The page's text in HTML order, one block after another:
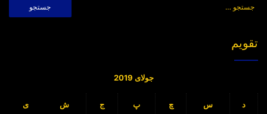
تقویم
جولای 2019
د س چ پ ج ش ی